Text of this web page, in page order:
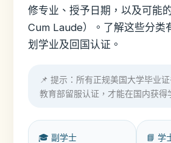
修专业、授予日期，以及可能
Cum Laude）。了解这些分类
划学业及回国认证。
📌 提示：所有正规美国大学毕业
教育部留服认证，才能在国内获得
🎓 副学士 📘 学